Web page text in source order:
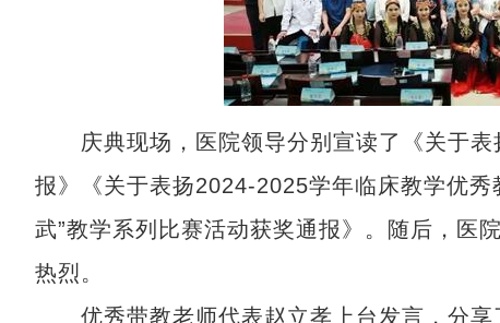
庆典现场，医院领导分别宣读了《关于表
报》《关于表扬2024-2025学年临床教学优
武”教学系列比赛活动获奖通报》。随后，医
热烈。
优秀带教老师代表赵立孝上台发言，分享